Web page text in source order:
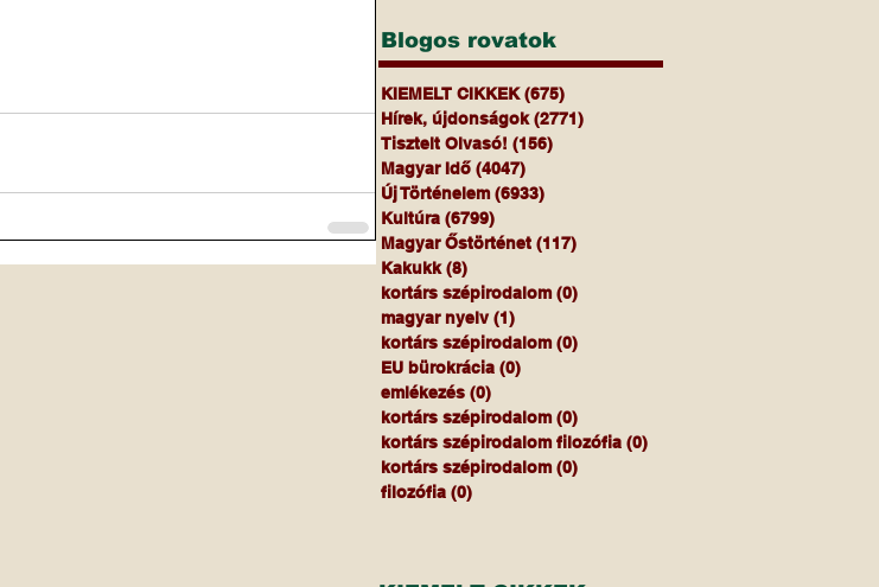
Blogos rovatok
KIEMELT CIKKEK (675)
Hírek, újdonságok (2771)
Tisztelt Olvasó! (156)
Magyar Idő (4047)
Új Történelem (6933)
Kultúra (6799)
Magyar Őstörténet (117)
Kakukk (8)
kortárs szépirodalom (0)
magyar nyelv (1)
kortárs szépirodalom (0)
EU bürokrácia (0)
emlékezés (0)
kortárs szépirodalom (0)
kortárs szépirodalom filozófia (0)
kortárs szépirodalom (0)
filozófia (0)